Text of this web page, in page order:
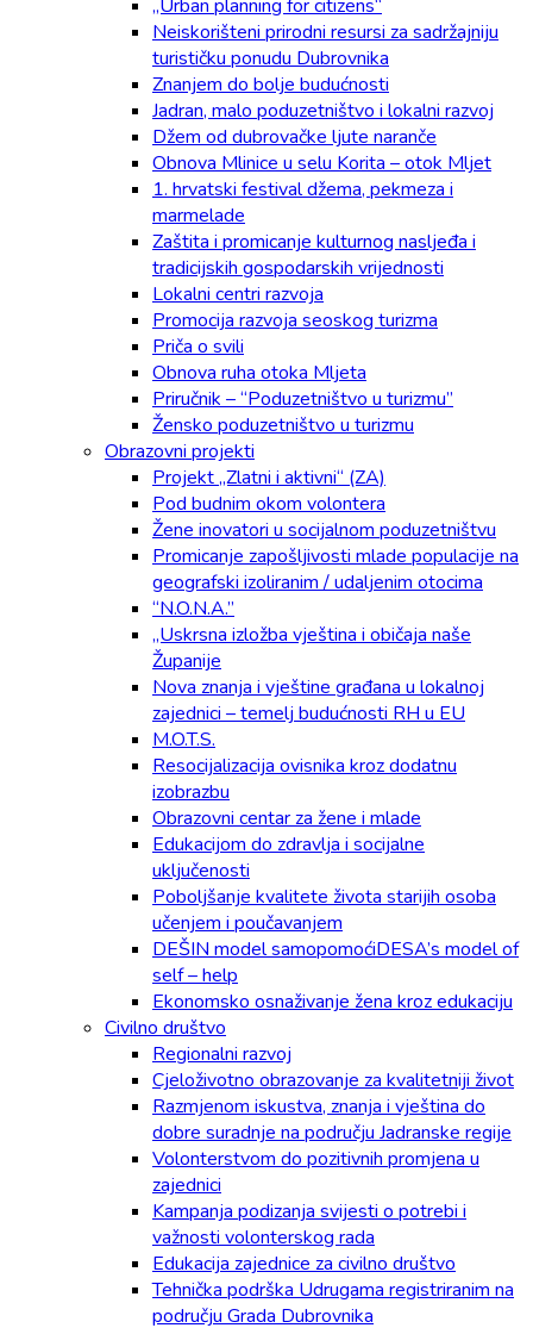
„Urban planning for citizens“
Neiskorišteni prirodni resursi za sadržajniju
turističku ponudu Dubrovnika
Znanjem do bolje budućnosti
Jadran, malo poduzetništvo i lokalni razvoj
Džem od dubrovačke ljute naranče
Obnova Mlinice u selu Korita – otok Mljet
1. hrvatski festival džema, pekmeza i
marmelade
Zaštita i promicanje kulturnog nasljeđa i
tradicijskih gospodarskih vrijednosti
Lokalni centri razvoja
Promocija razvoja seoskog turizma
Priča o svili
Obnova ruha otoka Mljeta
Priručnik – “Poduzetništvo u turizmu”
Žensko poduzetništvo u turizmu
Obrazovni projekti
Projekt „Zlatni i aktivni“ (ZA)
Pod budnim okom volontera
Žene inovatori u socijalnom poduzetništvu
Promicanje zapošljivosti mlade populacije na
geografski izoliranim / udaljenim otocima
“N.O.N.A.”
„Uskrsna izložba vještina i običaja naše
Županije
Nova znanja i vještine građana u lokalnoj
zajednici – temelj budućnosti RH u EU
M.O.T.S.
Resocijalizacija ovisnika kroz dodatnu
izobrazbu
Obrazovni centar za žene i mlade
Edukacijom do zdravlja i socijalne
uključenosti
Poboljšanje kvalitete života starijih osoba
učenjem i poučavanjem
DEŠIN model samopomoćiDESA’s model of
self – help
Ekonomsko osnaživanje žena kroz edukaciju
Civilno društvo
Regionalni razvoj
Cjeloživotno obrazovanje za kvalitetniji život
Razmjenom iskustva, znanja i vještina do
dobre suradnje na području Jadranske regije
Volonterstvom do pozitivnih promjena u
zajednici
Kampanja podizanja svijesti o potrebi i
važnosti volonterskog rada
Edukacija zajednice za civilno društvo
Tehnička podrška Udrugama registriranim na
području Grada Dubrovnika